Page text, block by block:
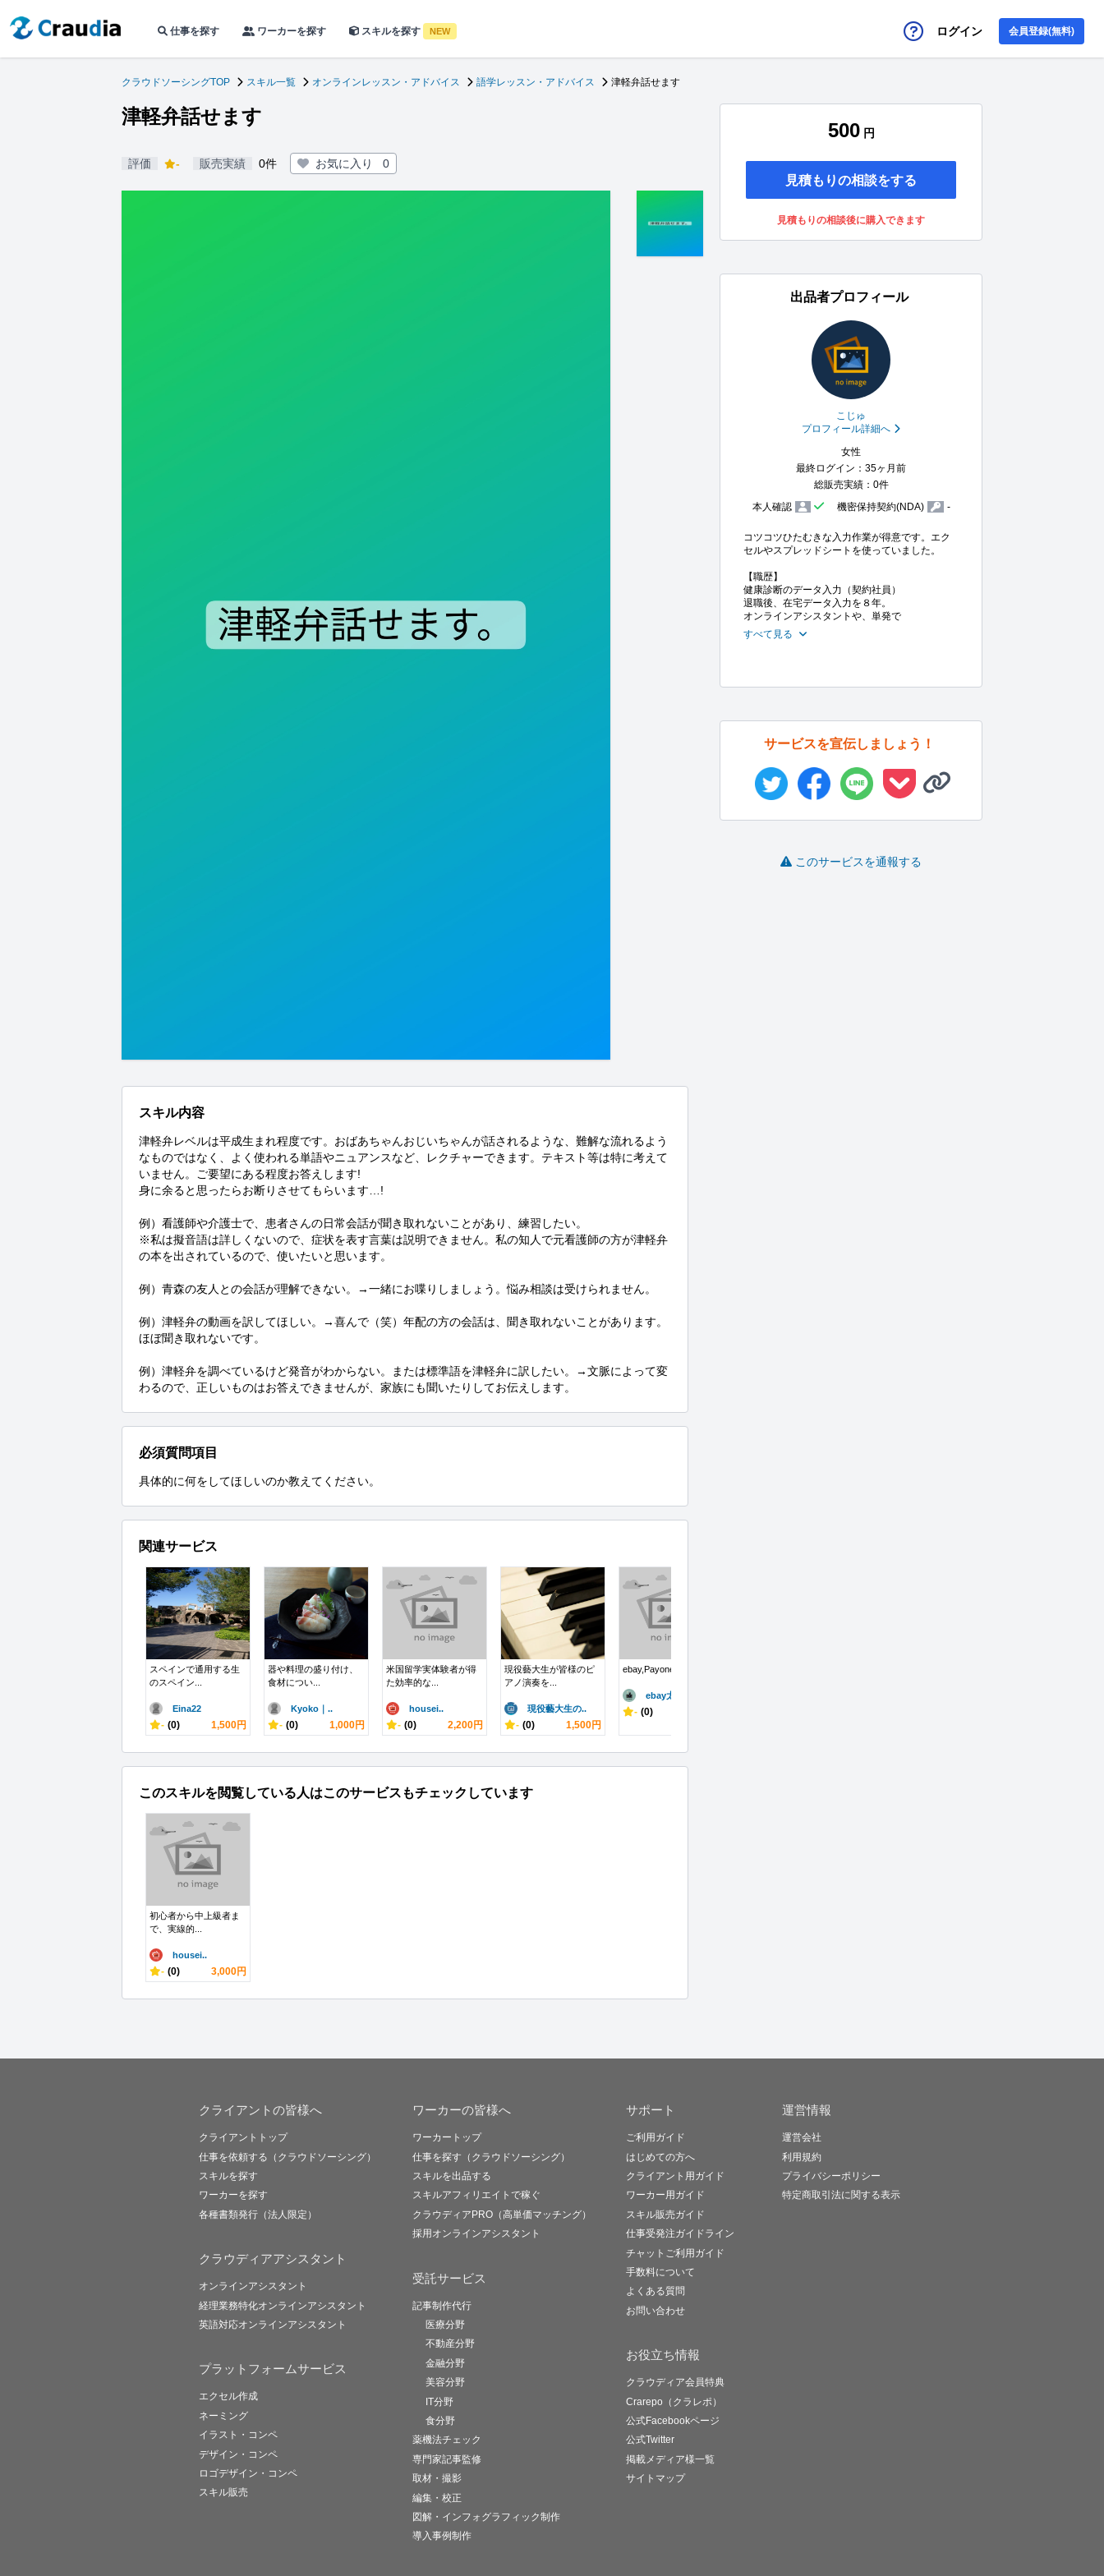
仕事を探す ワーカーを探す スキルを探す NEW ログイン 会員登録(無料)
クラウドソーシングTOP スキル一覧 オンラインレッスン・アドバイス 語学レッスン・アドバイス 津軽弁話せます
津軽弁話せます
評価 - 販売実績 0件 お気に入り 0
スキル内容
津軽弁レベルは平成生まれ程度です。おばあちゃんおじいちゃんが話されるような、難解な流れるよう
なものではなく、よく使われる単語やニュアンスなど、レクチャーできます。テキスト等は特に考えて
いません。ご要望にある程度お答えします!
身に余ると思ったらお断りさせてもらいます…!
例）看護師や介護士で、患者さんの日常会話が聞き取れないことがあり、練習したい。
※私は擬音語は詳しくないので、症状を表す言葉は説明できません。私の知人で元看護師の方が津軽弁
の本を出されているので、使いたいと思います。
例）青森の友人との会話が理解できない。→一緒にお喋りしましょう。悩み相談は受けられません。
例）津軽弁の動画を訳してほしい。→喜んで（笑）年配の方の会話は、聞き取れないことがあります。
ほぼ聞き取れないです。
例）津軽弁を調べているけど発音がわからない。または標準語を津軽弁に訳したい。→文脈によって変
わるので、正しいものはお答えできませんが、家族にも聞いたりしてお伝えします。
必須質問項目
具体的に何をしてほしいのか教えてください。
関連サービス
スペインで通用する生
のスペイン...
Eina22
- (0) 1,500円
器や料理の盛り付け、
食材につい...
Kyoko｜..
- (0) 1,000円
米国留学実体験者が得
た効率的な...
housei..
- (0) 2,200円
現役藝大生が皆様のピ
アノ演奏を...
現役藝大生の..
- (0) 1,500円
ebay,Payoneer ア...
ebay太郎
- (0)
このスキルを閲覧している人はこのサービスもチェックしています
初心者から中上級者ま
で、実線的...
housei..
- (0) 3,000円
500 円
見積もりの相談をする
見積もりの相談後に購入できます
出品者プロフィール
こじゅ
プロフィール詳細へ
女性
最終ログイン：35ヶ月前
総販売実績：0件
本人確認
機密保持契約(NDA) -
コツコツひたむきな入力作業が得意です。エク
セルやスプレッドシートを使っていました。
【職歴】
健康診断のデータ入力（契約社員）
退職後、在宅データ入力を８年。
オンラインアシスタントや、単発で
すべて見る
サービスを宣伝しましょう！
このサービスを通報する
クライアントの皆様へ
クライアントトップ
仕事を依頼する（クラウドソーシング）
スキルを探す
ワーカーを探す
各種書類発行（法人限定）
クラウディアアシスタント
オンラインアシスタント
経理業務特化オンラインアシスタント
英語対応オンラインアシスタント
プラットフォームサービス
エクセル作成
ネーミング
イラスト・コンペ
デザイン・コンペ
ロゴデザイン・コンペ
スキル販売
ワーカーの皆様へ
ワーカートップ
仕事を探す（クラウドソーシング）
スキルを出品する
スキルアフィリエイトで稼ぐ
クラウディアPRO（高単価マッチング）
採用オンラインアシスタント
受託サービス
記事制作代行
医療分野
不動産分野
金融分野
美容分野
IT分野
食分野
薬機法チェック
専門家記事監修
取材・撮影
編集・校正
図解・インフォグラフィック制作
導入事例制作
サポート
ご利用ガイド
はじめての方へ
クライアント用ガイド
ワーカー用ガイド
スキル販売ガイド
仕事受発注ガイドライン
チャットご利用ガイド
手数料について
よくある質問
お問い合わせ
お役立ち情報
クラウディア会員特典
Crarepo（クラレポ）
公式Facebookページ
公式Twitter
掲載メディア様一覧
サイトマップ
運営情報
運営会社
利用規約
プライバシーポリシー
特定商取引法に関する表示